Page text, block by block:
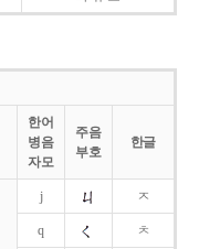
한어
병음
자모
주음
부호
한글
j ㅈ
q ㅊ